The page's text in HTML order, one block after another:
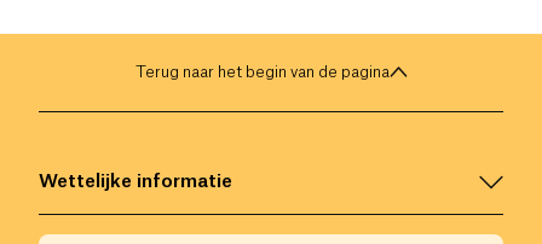
Terug naar het begin van de pagina
Wettelijke informatie